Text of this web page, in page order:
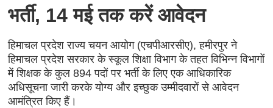
भर्ती, 14 मई तक करें आवेदन
हिमाचल प्रदेश राज्य चयन आयोग (एचपीआरसीए), हमीरपुर ने
हिमाचल प्रदेश सरकार के स्कूल शिक्षा विभाग के तहत विभिन्न विभागों
में शिक्षक के कुल 894 पदों पर भर्ती के लिए एक आधिकारिक
अधिसूचना जारी करके योग्य और इच्छुक उम्मीदवारों से आवेदन
आमंत्रित किए हैं।